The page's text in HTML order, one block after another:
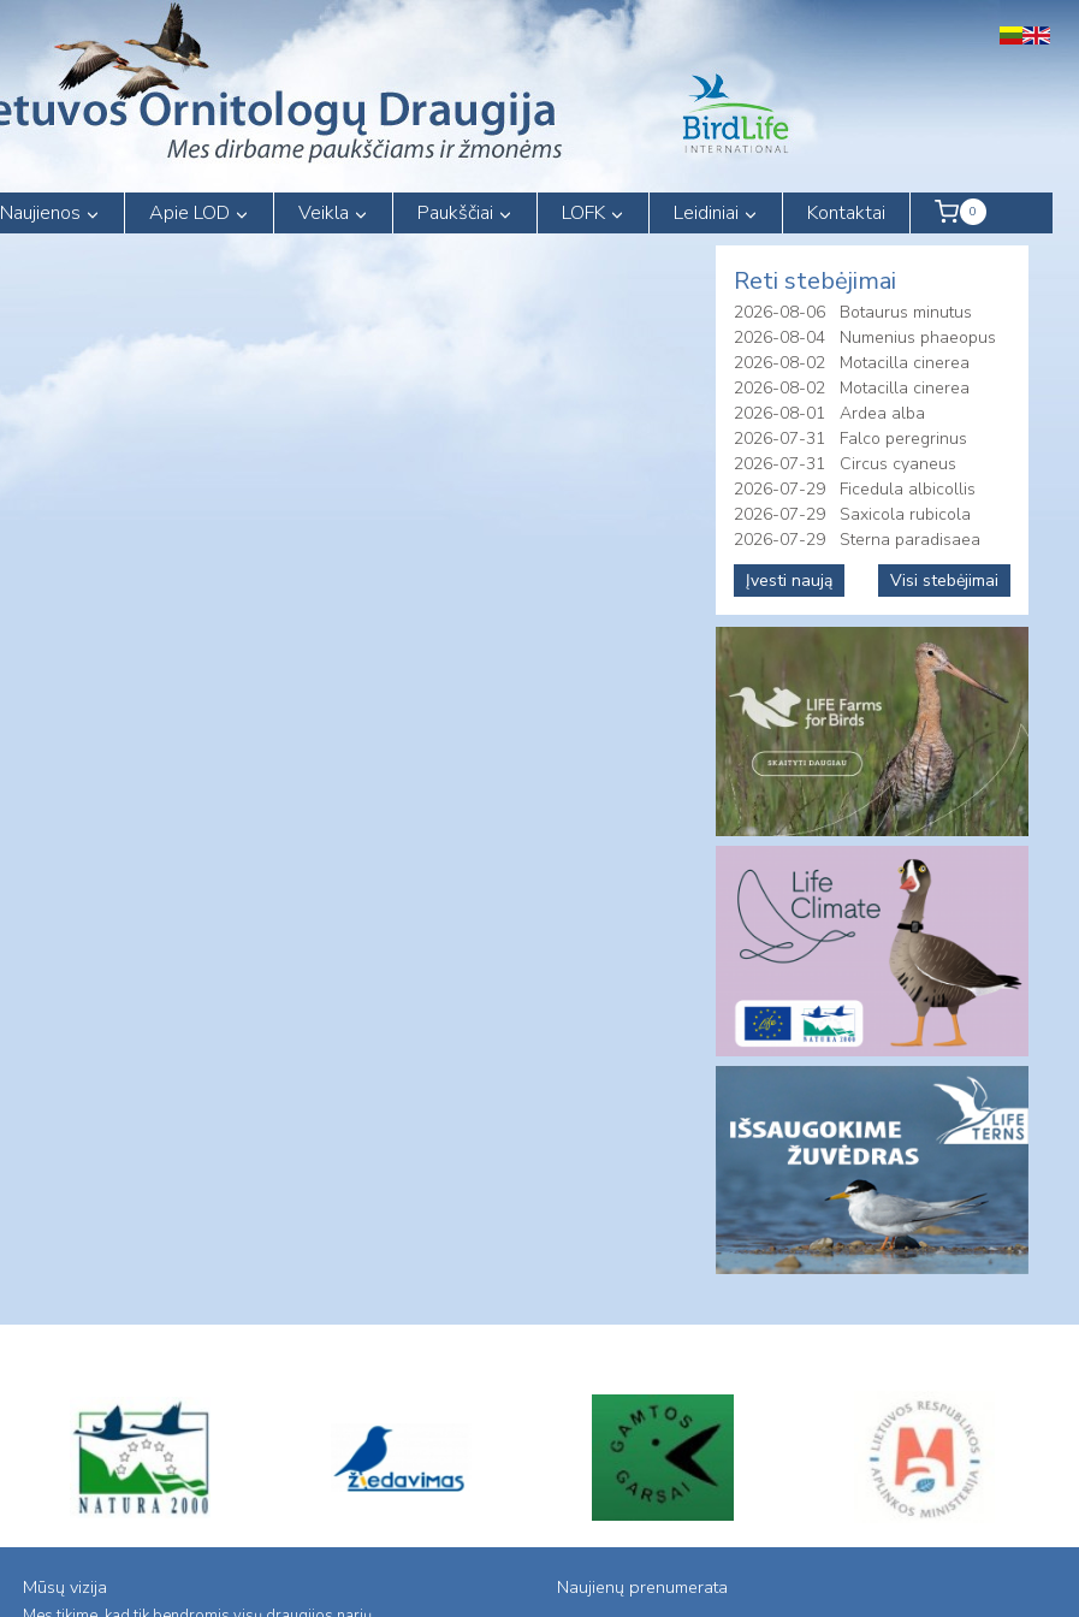
Naujienos Apie LOD Veikla Paukščiai LOFK Leidiniai Kontaktai 0
Reti stebėjimai
2026-08-06
Botaurus minutus
2026-08-04
Numenius phaeopus
2026-08-02
Motacilla cinerea
2026-08-02
Motacilla cinerea
2026-08-01
Ardea alba
2026-07-31
Falco peregrinus
2026-07-31
Circus cyaneus
2026-07-29
Ficedula albicollis
2026-07-29
Saxicola rubicola
2026-07-29
Sterna paradisaea
Įvesti naują
Visi stebėjimai
Mūsų vizija Naujienų prenumerata